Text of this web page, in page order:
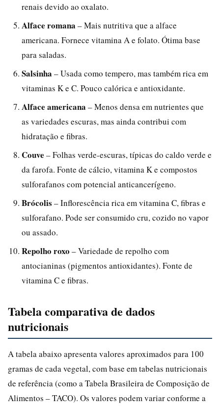
renais devido ao oxalato.
Alface romana – Mais nutritiva que a alface
americana. Fornece vitamina A e folato. Ótima base
para saladas.
Salsinha – Usada como tempero, mas também rica em
vitaminas K e C. Pouco calórica e antioxidante.
Alface americana – Menos densa em nutrientes que
as variedades escuras, mas ainda contribui com
hidratação e fibras.
Couve – Folhas verde-escuras, típicas do caldo verde e
da farofa. Fonte de cálcio, vitamina K e compostos
sulforafanos com potencial anticancerígeno.
Brócolis – Inflorescência rica em vitamina C, fibras e
sulforafano. Pode ser consumido cru, cozido no vapor
ou assado.
Repolho roxo – Variedade de repolho com
antocianinas (pigmentos antioxidantes). Fonte de
vitamina C e fibras.
Tabela comparativa de dados
nutricionais
A tabela abaixo apresenta valores aproximados para 100
gramas de cada vegetal, com base em tabelas nutricionais
de referência (como a Tabela Brasileira de Composição de
Alimentos – TACO). Os valores podem variar conforme a